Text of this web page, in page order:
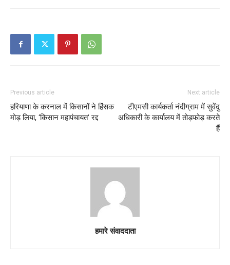
Previous article
हरियाणा के करनाल में किसानों ने हिंसक
मोड़ लिया, ‘किसान महापंचायत’ रद्द
Next article
टीएमसी कार्यकर्ता नंदीग्राम में सुवेंदु
अधिकारी के कार्यालय में तोड़फोड़ करते
हैं
हमारे संवाददाता